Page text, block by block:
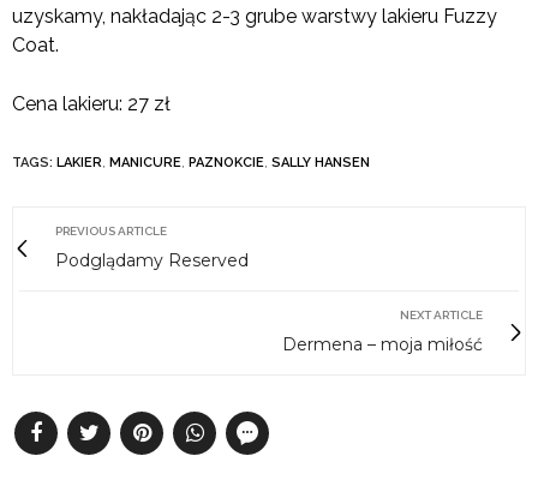
uzyskamy, nakładając 2-3 grube warstwy lakieru Fuzzy
Coat.
Cena lakieru: 27 zł
TAGS: LAKIER, MANICURE, PAZNOKCIE, SALLY HANSEN
PREVIOUS ARTICLE
Podglądamy Reserved
NEXT ARTICLE
Dermena – moja miłość